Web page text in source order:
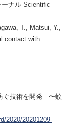
ーナル Scientific
T., Matsui, Y.,
contact with
ぐ技術を開発 〜蚊
2020/20201209-